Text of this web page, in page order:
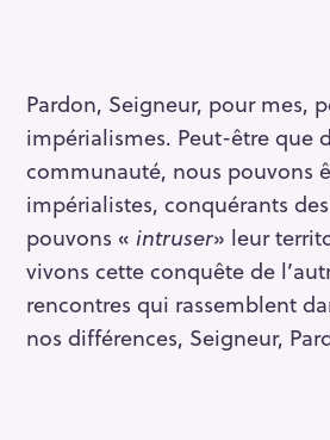
Pardon, Seigneur, pour mes,
impérialismes. Peut-être que
communauté, nous pouvons
impérialistes, conquérants
pouvons « intruser» leur
vivons cette conquête de
rencontres qui rassemblent
nos différences, Seigneur,